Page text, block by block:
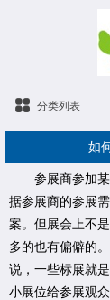
分类列表
如
参展商参加
据参展商的参展
案。但展会上不
多的也有偏僻的
说，一些标展就
小展位给参展观